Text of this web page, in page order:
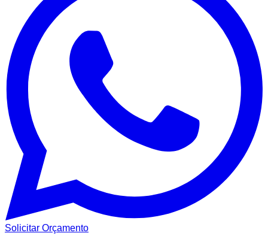
Solicitar Orçamento